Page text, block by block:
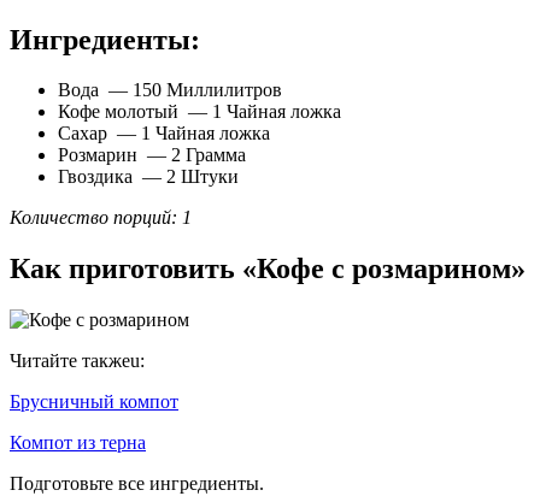
Ингредиенты:
Вода — 150 Миллилитров
Кофе молотый — 1 Чайная ложка
Сахар — 1 Чайная ложка
Розмарин — 2 Грамма
Гвоздика — 2 Штуки
Количество порций: 1
Как приготовить «Кофе с розмарином»
Читайте такжеu:
Брусничный компот
Компот из терна
Подготовьте все ингредиенты.